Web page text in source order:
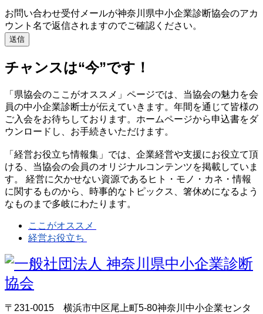
お問い合わせ受付メールが神奈川県中小企業診断協会のアカ
ウント名で返信されますのでご確認ください。
チャンスは“今”です！
「県協会のここがオススメ」ページでは、当協会の魅力を会
員の中小企業診断士が伝えていきます。年間を通じて皆様の
ご入会をお待ちしております。ホームページから申込書をダ
ウンロードし、お手続きいただけます。
「経営お役立ち情報集」では、企業経営や支援にお役立て頂
ける、当協会の会員のオリジナルコンテンツを掲載していま
す。 経営に欠かせない資源であるヒト・モノ・カネ・情報
に関するものから、時事的なトピックス、箸休めになるよう
なものまで多岐にわたります。
ここがオススメ
経営お役立ち
〒231-0015 横浜市中区尾上町5-80神奈川中小企業センタ